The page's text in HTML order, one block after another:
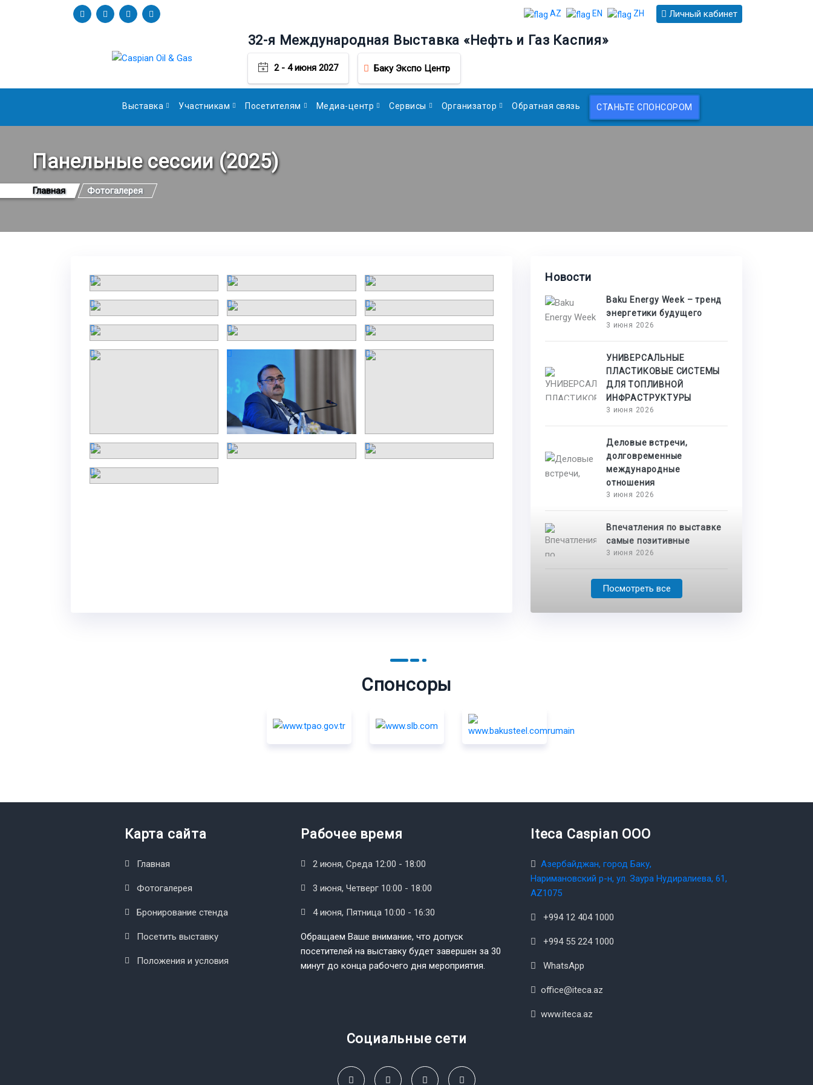
AZ EN ZH Личный кабинет
32-я Международная Выставка «Нефть и Газ Каспия»
2 - 4 июня 2027 Баку Экспо Центр
Выставка Участникам Посетителям Медиа-центр Сервисы Организатор Обратная связь СТАНЬТЕ СПОНСОРОМ
Панельные сессии (2025)
Главная Фотогалерея
Новости
Baku Energy Week – тренд
энергетики будущего
3 июня 2026
УНИВЕРСАЛЬНЫЕ
ПЛАСТИКОВЫЕ СИСТЕМЫ
ДЛЯ ТОПЛИВНОЙ
ИНФРАСТРУКТУРЫ
3 июня 2026
Деловые встречи,
долговременные
международные
отношения
3 июня 2026
Впечатления по выставке
самые позитивные
3 июня 2026
Посмотреть все
Спонсоры
Карта сайта
Главная
Фотогалерея
Бронирование стенда
Посетить выставку
Положения и условия
Рабочее время
2 июня, Среда 12:00 - 18:00
3 июня, Четверг 10:00 - 18:00
4 июня, Пятница 10:00 - 16:30
Обращаем Ваше внимание, что допуск
посетителей на выставку будет завершен за 30
минут до конца рабочего дня мероприятия.
Iteca Caspian OOO
Азербайджан, город Баку,
Наримановский р-н, ул. Заура Нудиралиева, 61,
AZ1075
+994 12 404 1000
+994 55 224 1000
WhatsApp
office@iteca.az
www.iteca.az
Социальные сети